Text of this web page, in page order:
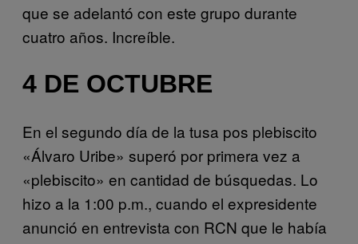
que se adelantó con este grupo durante
cuatro años. Increíble.
4 DE OCTUBRE
En el segundo día de la tusa pos plebiscito
«Álvaro Uribe» superó por primera vez a
«plebiscito» en cantidad de búsquedas. Lo
hizo a la 1:00 p.m., cuando el expresidente
anunció en entrevista con RCN que le había